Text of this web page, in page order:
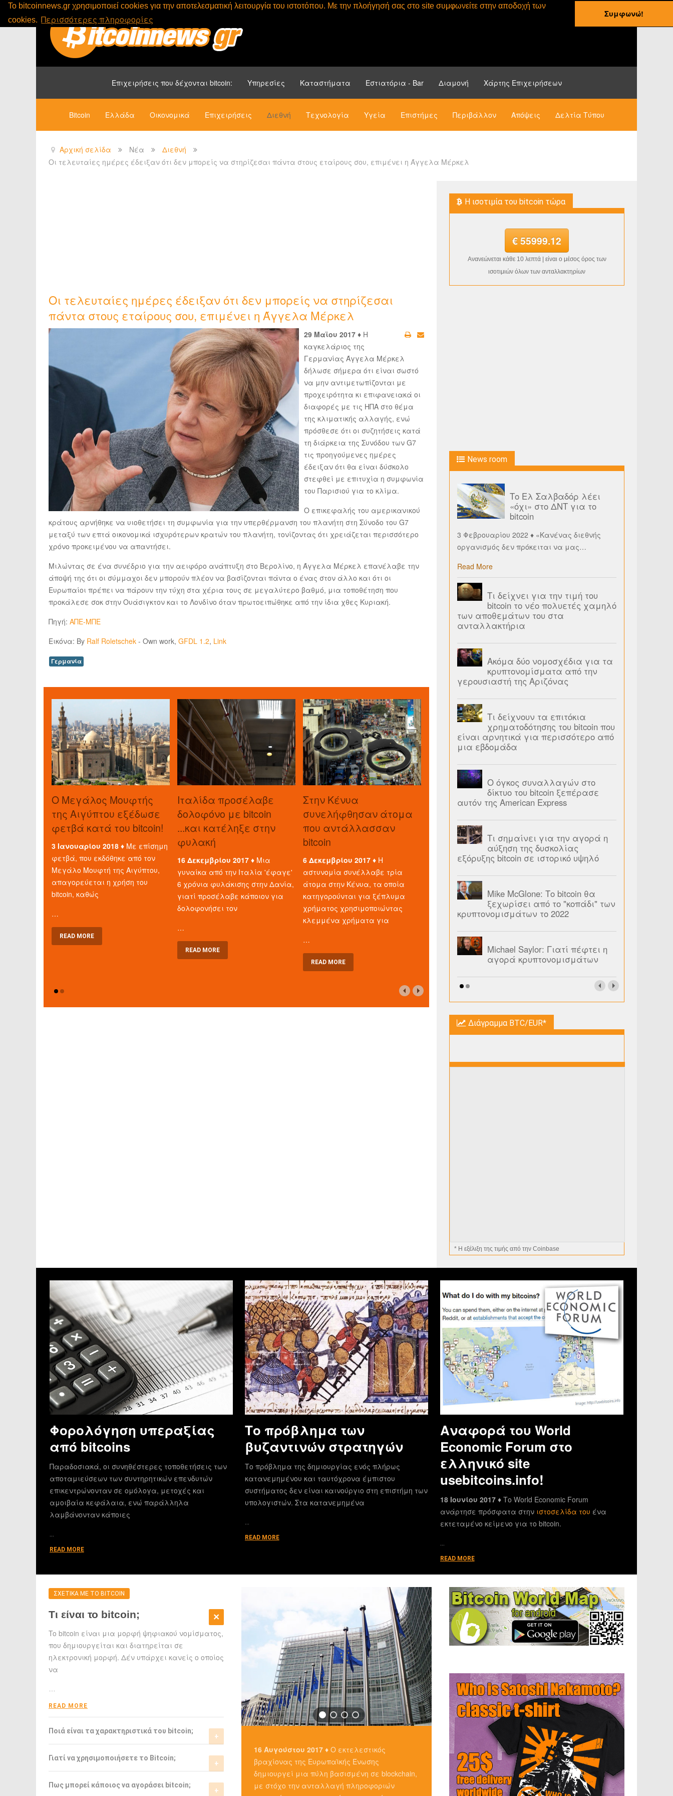
To bitcoinnews.gr χρησιμοποιεί cookies για την αποτελεσματική λειτουργία του ιστοτόπου. Με την πλοήγησή σας στο site συμφωνείτε στην αποδοχή των
cookies. Περισσότερες πληροφορίες Συμφωνώ!
Επιχειρήσεις που δέχονται bitcoin: Υπηρεσίες Καταστήματα Εστιατόρια - Bar Διαμονή Χάρτης Επιχειρήσεων
Bitcoin Ελλάδα Οικονομικά Επιχειρήσεις Διεθνή Τεχνολογία Υγεία Επιστήμες Περιβάλλον Απόψεις Δελτία Τύπου
Αρχική σελίδα Νέα
Διεθνή
Οι τελευταίες ημέρες έδειξαν ότι δεν μπορείς να στηρίζεσαι πάντα στους εταίρους σου, επιμένει η Άγγελα Μέρκελ
Οι τελευταίες ημέρες έδειξαν ότι δεν μπορείς να στηρίζεσαι
πάντα στους εταίρους σου, επιμένει η Άγγελα Μέρκελ
29 Μαϊου 2017 ♦ Η
καγκελάριος της
Γερμανίας Άγγελα Μέρκελ
δήλωσε σήμερα ότι είναι σωστό
να μην αντιμετωπίζονται με
προχειρότητα κι επιφανειακά οι
διαφορές με τις ΗΠΑ στο θέμα
της κλιματικής αλλαγής, ενώ
πρόσθεσε ότι οι συζητήσεις κατά
τη διάρκεια της Συνόδου των G7
τις προηγούμενες ημέρες
έδειξαν ότι θα είναι δύσκολο
στεφθεί με επιτυχία η συμφωνία
του Παρισιού για το κλίμα.
Ο επικεφαλής του αμερικανικού
κράτους αρνήθηκε να υιοθετήσει τη συμφωνία για την υπερθέρμανση του πλανήτη στη Σύνοδο του G7
μεταξύ των επτά οικονομικά ισχυρότερων κρατών του πλανήτη, τονίζοντας ότι χρειάζεται περισσότερο
χρόνο προκειμένου να απαντήσει.
Μιλώντας σε ένα συνέδριο για την αειφόρο ανάπτυξη στο Βερολίνο, η Άγγελα Μέρκελ επανέλαβε την
άποψή της ότι οι σύμμαχοι δεν μπορούν πλέον να βασίζονται πάντα ο ένας στον άλλο και ότι οι
Ευρωπαίοι πρέπει να πάρουν την τύχη στα χέρια τους σε μεγαλύτερο βαθμό, μια τοποθέτηση που
προκάλεσε σοκ στην Ουάσιγκτον και το Λονδίνο όταν πρωτοειπώθηκε από την ίδια χθες Κυριακή.
Πηγή: ΑΠΕ-ΜΠΕ
Εικόνα: By Ralf Roletschek - Own work, GFDL 1.2, Link
Γερμανία
O Μεγάλος Μουφτής
της Αιγύπτου εξέδωσε
φετβά κατά του bitcoin!
3 Ιανουαρίου 2018 ♦ Με επίσημη
φετβά, που εκδόθηκε από τον
Μεγάλο Μουφτή της Αιγύπτου,
απαγορεύεται η χρήση του
bitcoin, καθώς
…
READ MORE
Ιταλίδα προσέλαβε
δολοφόνο με bitcoin
...και κατέληξε στην
φυλακή
16 Δεκεμβρίου 2017 ♦ Μια
γυναίκα από την Ιταλία 'έφαγε'
6 χρόνια φυλάκισης στην Δανία,
γιατί προσέλαβε κάποιον για
δολοφονήσει τον
…
READ MORE
Στην Κένυα
συνελήφθησαν άτομα
που αντάλλασσαν
bitcoin
6 Δεκεμβρίου 2017 ♦ Η
αστυνομία συνέλλαβε τρία
άτομα στην Κένυα, τα οποία
κατηγορούνται για ξέπλυμα
χρήματος χρησιμοποιώντας
κλεμμένα χρήματα για
…
READ MORE
H ισοτιμία του bitcoin τώρα
€ 55999.12
Ανανεώνεται κάθε 10 λεπτά | είναι ο μέσος όρος των
ισοτιμιών όλων των ανταλλακτηρίων
News room
Το Ελ Σαλβαδόρ λέει
«όχι» στο ΔΝΤ για το
bitcoin
3 Φεβρουαρίου 2022 ♦ «Κανένας διεθνής
οργανισμός δεν πρόκειται να μας…
Read More
Τι δείχνει για την τιμή του
bitcoin το νέο πολυετές χαμηλό
των αποθεμάτων του στα
ανταλλακτήρια
Ακόμα δύο νομοσχέδια για τα
κρυπτονομίσματα από την
γερουσιαστή της Αριζόνας
Τι δείχνουν τα επιτόκια
χρηματοδότησης του bitcoin που
είναι αρνητικά για περισσότερο από
μια εβδομάδα
Ο όγκος συναλλαγών στο
δίκτυο του bitcoin ξεπέρασε
αυτόν της American Express
Τι σημαίνει για την αγορά η
αύξηση της δυσκολίας
εξόρυξης bitcoin σε ιστορικό υψηλό
Mike McGlone: Το bitcoin θα
ξεχωρίσει από το "κοπάδι" των
κρυπτονομισμάτων το 2022
Michael Saylor: Γιατί πέφτει η
αγορά κρυπτονομισμάτων
Διάγραμμα BTC/EUR*
* H εξέλιξη της τιμής από την Coinbase
Φορολόγηση υπεραξίας
από bitcoins
Παραδοσιακά, οι συνηθέστερες τοποθετήσεις των
αποταμιεύσεων των συντηρητικών επενδυτών
επικεντρώνονταν σε ομόλογα, μετοχές και
αμοιβαία κεφάλαια, ενώ παράλληλα
λαμβάνονταν κάποιες
READ MORE
Το πρόβλημα των
βυζαντινών στρατηγών
Το πρόβλημα της δημιουργίας ενός πλήρως
κατανεμημένου και ταυτόχρονα έμπιστου
συστήματος δεν είναι καινούργιο στη επιστήμη των
υπολογιστών. Στα κατανεμημένα
READ MORE
Αναφορά του World
Economic Forum στο
ελληνικό site
usebitcoins.info!
18 Ιουνίου 2017 ♦ Το World Economic Forum
ανάρτησε πρόσφατα στην ιστοσελίδα του ένα
εκτεταμένο κείμενο για το bitcoin.
READ MORE
ΣΧΕΤΙΚΑ ΜΕ ΤΟ BITCOIN
Τι είναι το bitcoin;
To bitcoin είναι μια μορφή ψηφιακού νομίσματος,
που δημιουργείται και διατηρείται σε
ηλεκτρονική μορφή. Δέν υπάρχει κανείς ο οποίος
να
READ MORE
Ποιά είναι τα χαρακτηριστικά του bitcoin;
Το bitcoin έχει αρκετά σημαντικά
χαρακτηριστικά που το ξεχωρίζουν από τα
ελεγχόμενα-από-κυβερνήσεις νομίσματα.
Γιατί να χρησιμοποιήσετε το Bitcoin;
Το bitcoin είναι μια σχετικά νέα μορφή
νομίσματος, η οποία τώρα αρχίζει να γίνεται
Πως μπορεί κάποιος να αγοράσει bitcoin;
16 Αυγούστου 2017 ♦ Ο εκτελεστικός
βραχίονας της Ευρωπαϊκής Ένωσης
δημιουργεί μια πύλη βασισμένη σε blockchain,
με στόχο την ανταλλαγή πληροφοριών